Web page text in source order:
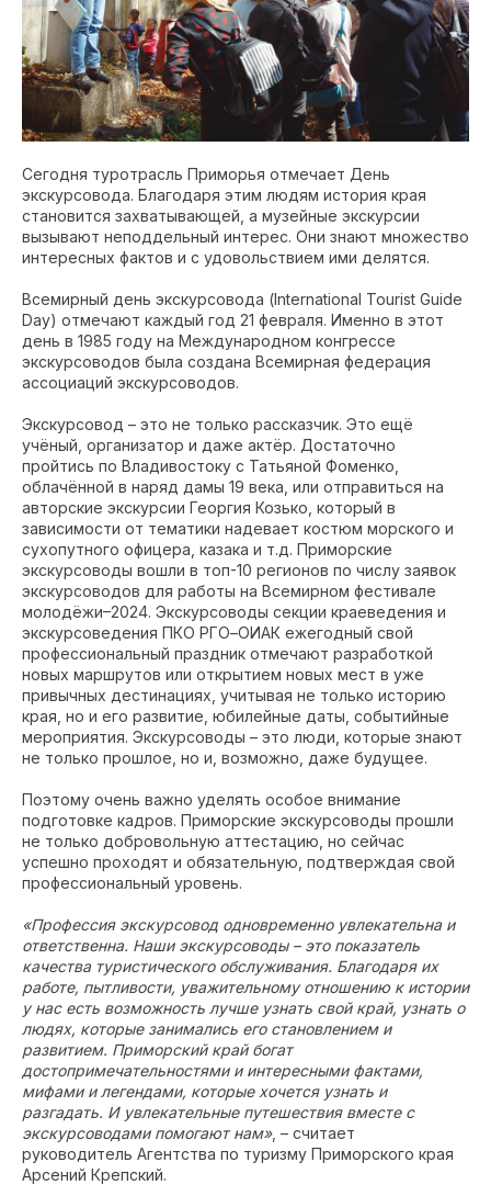
Сегодня туротрасль Приморья отмечает День
экскурсовода. Благодаря этим людям история края
становится захватывающей, а музейные экскурсии
вызывают неподдельный интерес. Они знают множество
интересных фактов и с удовольствием ими делятся.
Всемирный день экскурсовода (International Tourist Guide
Day) отмечают каждый год 21 февраля. Именно в этот
день в 1985 году на Международном конгрессе
экскурсоводов была создана Всемирная федерация
ассоциаций экскурсоводов.
Экскурсовод – это не только рассказчик. Это ещё
учёный, организатор и даже актёр. Достаточно
пройтись по Владивостоку с Татьяной Фоменко,
облачённой в наряд дамы 19 века, или отправиться на
авторские экскурсии Георгия Козько, который в
зависимости от тематики надевает костюм морского и
сухопутного офицера, казака и т.д. Приморские
экскурсоводы вошли в топ-10 регионов по числу заявок
экскурсоводов для работы на Всемирном фестивале
молодёжи–2024. Экскурсоводы секции краеведения и
экскурсоведения ПКО РГО–ОИАК ежегодный свой
профессиональный праздник отмечают разработкой
новых маршрутов или открытием новых мест в уже
привычных дестинациях, учитывая не только историю
края, но и его развитие, юбилейные даты, событийные
мероприятия. Экскурсоводы – это люди, которые знают
не только прошлое, но и, возможно, даже будущее.
Поэтому очень важно уделять особое внимание
подготовке кадров. Приморские экскурсоводы прошли
не только добровольную аттестацию, но сейчас
успешно проходят и обязательную, подтверждая свой
профессиональный уровень.
«Профессия экскурсовод одновременно увлекательна и
ответственна. Наши экскурсоводы – это показатель
качества туристического обслуживания. Благодаря их
работе, пытливости, уважительному отношению к истории
у нас есть возможность лучше узнать свой край, узнать о
людях, которые занимались его становлением и
развитием. Приморский край богат
достопримечательностями и интересными фактами,
мифами и легендами, которые хочется узнать и
разгадать. И увлекательные путешествия вместе с
экскурсоводами помогают нам», – считает
руководитель Агентства по туризму Приморского края
Арсений Крепский.